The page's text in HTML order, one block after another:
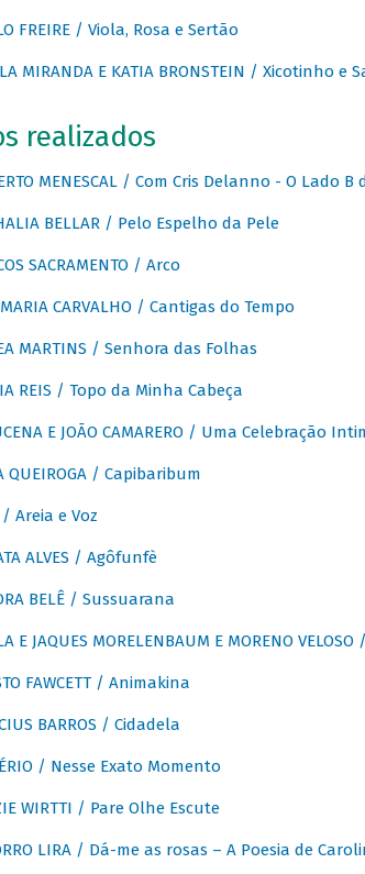
FREIRE / Viola, Rosa e Sertão
MIRANDA E KATIA BRONSTEIN / Xicotinho e
realizados
MENESCAL / Com Cris Delanno - O Lado B
BELLAR / Pelo Espelho da Pele
SACRAMENTO / Arco
CARVALHO / Cantigas do Tempo
MARTINS / Senhora das Folhas
REIS / Topo da Minha Cabeça
E JOÃO CAMARERO / Uma Celebração
QUEIROGA / Capibaribum
/ Areia e Voz
ALVES / Agôfunfè
BELÊ / Sussuarana
E JAQUES MORELENBAUM E MORENO
FAWCETT / Animakina
BARROS / Cidadela
/ Nesse Exato Momento
WIRTTI / Pare Olhe Escute
LIRA / Dá-me as rosas – A Poesia de